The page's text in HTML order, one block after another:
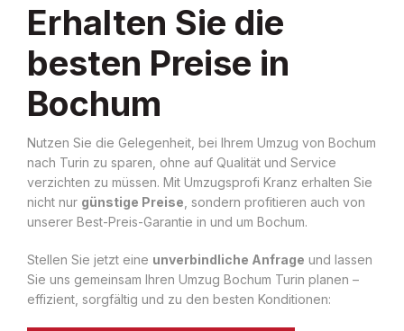
Erhalten Sie die
besten Preise in
Bochum
Nutzen Sie die Gelegenheit, bei Ihrem Umzug von Bochum
nach Turin zu sparen, ohne auf Qualität und Service
verzichten zu müssen. Mit Umzugsprofi Kranz erhalten Sie
nicht nur günstige Preise , sondern profitieren auch von
unserer Best-Preis-Garantie in und um Bochum.
Stellen Sie jetzt eine unverbindliche Anfrage und lassen
Sie uns gemeinsam Ihren Umzug Bochum Turin planen –
effizient, sorgfältig und zu den besten Konditionen: